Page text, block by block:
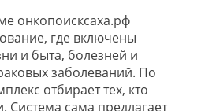
онкопоисксаха.рф
где включены
и быта, болезней и
заболеваний. По
отбирает тех, кто
Система сама предлагает